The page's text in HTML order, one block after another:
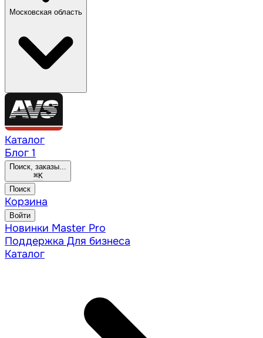
Московская область
Каталог
Блог 1
Поиск, заказы...
⌘K
Поиск
Корзина
Войти
Новинки Master Pro
Поддержка Для бизнеса
Каталог